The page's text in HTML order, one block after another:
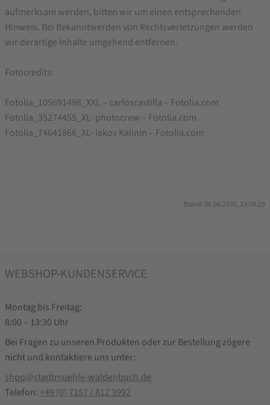
aufmerksam werden, bitten wir um einen entsprechenden
Hinweis. Bei Bekanntwerden von Rechtsverletzungen werden
wir derartige Inhalte umgehend entfernen.
Fotocredits:
Fotolia_105691498_XXL – carloscastilla – Fotolia.com
Fotolia_35274455_XL- photocrew – Fotolia.com
Fotolia_74641866_XL- Iakov Kalinin – Fotolia.com
Stand: 06.08.2026, 23:08:25
WEBSHOP-KUNDENSERVICE
Montag bis Freitag:
8:00 – 13:30 Uhr
Bei Fragen zu unseren Produkten oder zur Bestellung zögere
nicht und kontaktiere uns unter:
shop@stadtmuehle-waldenbuch.de
Telefon: +49 (0) 7157 / 812 3992